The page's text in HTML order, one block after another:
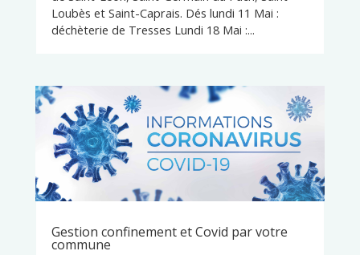
Loubès et Saint-Caprais. Dés lundi 11 Mai :
déchèterie de Tresses Lundi 18 Mai :...
Gestion confinement et Covid par votre
commune